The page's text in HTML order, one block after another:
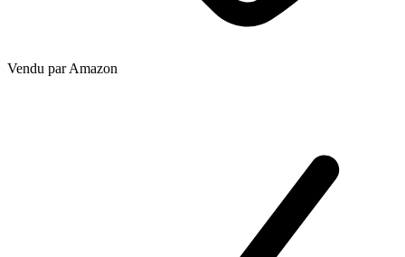
Vendu parAmazon